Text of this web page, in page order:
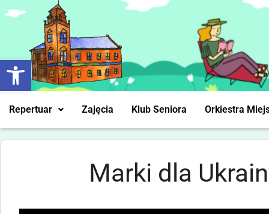
Otwórz pasek narzędzi
Repertuar Zajęcia Klub Seniora Orkiestra
Marki dla